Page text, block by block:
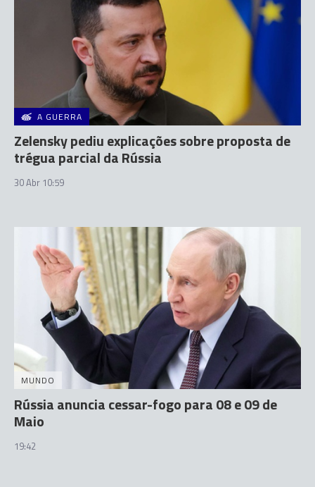
A GUERRA
Zelensky pediu explicações sobre proposta de
trégua parcial da Rússia
30 Abr 10:59
MUNDO
Rússia anuncia cessar-fogo para 08 e 09 de
Maio
19:42